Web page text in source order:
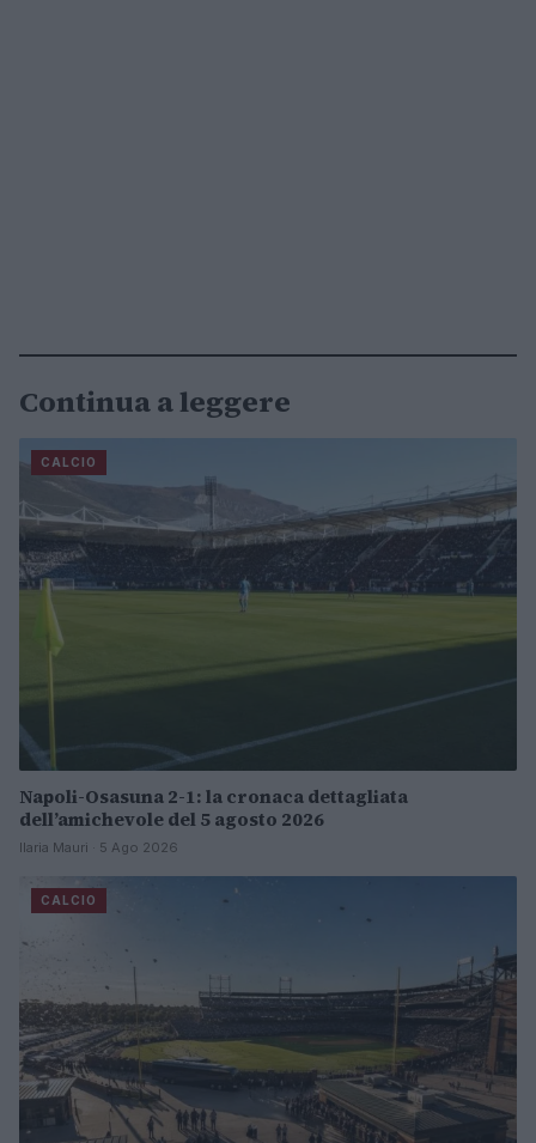
Continua a leggere
CALCIO
Napoli-Osasuna 2-1: la cronaca dettagliata
dell’amichevole del 5 agosto 2026
Ilaria Mauri · 5 Ago 2026
CALCIO